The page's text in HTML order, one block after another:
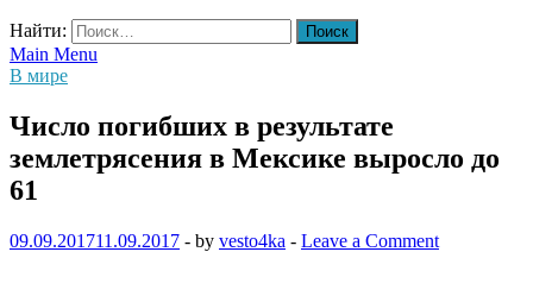
Найти:
Main Menu
В мире
Число погибших в результате
землетрясения в Мексике выросло до
61
09.09.201711.09.2017 - by vesto4ka - Leave a Comment